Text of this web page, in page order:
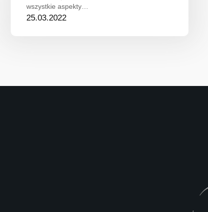
wszystkie aspekty…
25.03.2022